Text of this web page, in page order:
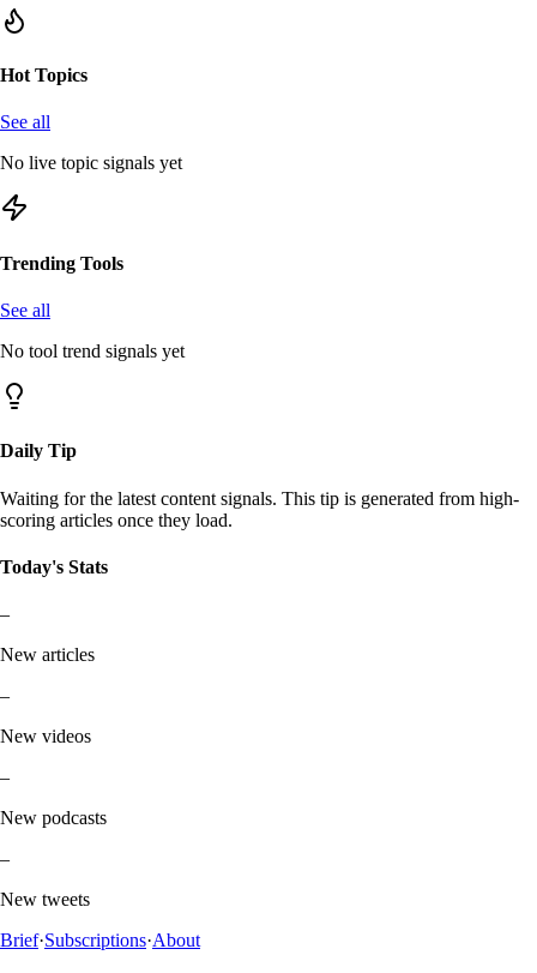
Hot Topics
See all
No live topic signals yet
Trending Tools
See all
No tool trend signals yet
Daily Tip
Waiting for the latest content signals. This tip is generated from high-
scoring articles once they load.
Today's Stats
–
New articles
–
New videos
–
New podcasts
–
New tweets
Brief·Subscriptions·About